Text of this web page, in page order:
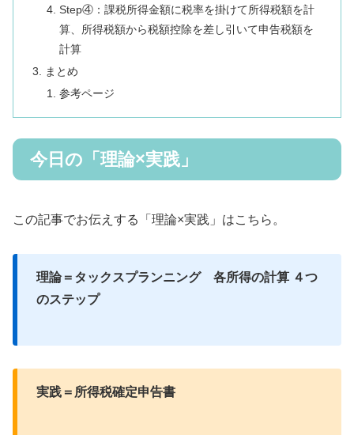
Step④：課税所得金額に税率を掛けて所得税額を計
算、所得税額から税額控除を差し引いて申告税額を
計算
まとめ
参考ページ
今日の「理論×実践」
この記事でお伝えする「理論×実践」はこちら。
理論＝タックスプランニング 各所得の計算 ４つ
のステップ
実践＝所得税確定申告書